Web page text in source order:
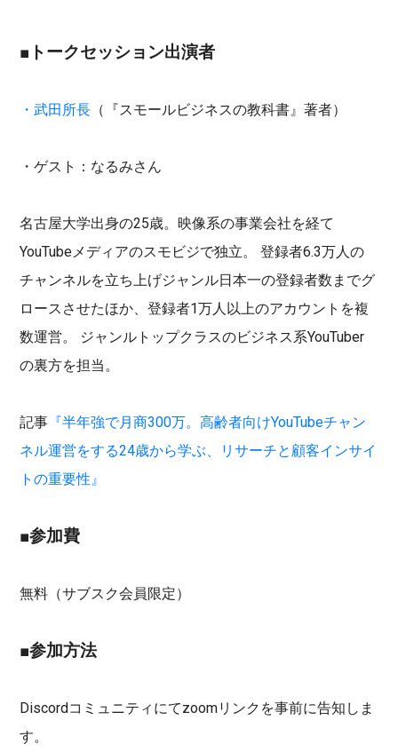
■ トークセッション出演者
・武田所長 （『スモールビジネスの教科書』著者）
・ゲスト：なるみさん
名古屋大学出身の25歳。映像系の事業会社を経て
YouTubeメディアのスモビジで独立。 登録者6.3万人の
チャンネルを立ち上げジャンル日本一の登録者数までグ
ロースさせたほか、登録者1万人以上のアカウントを複
数運営。 ジャンルトップクラスのビジネス系YouTuber
の裏方を担当。
記事 『半年強で月商300万。高齢者向けYouTubeチャン
ネル運営をする24歳から学ぶ、リサーチと顧客インサイ
トの重要性』
■参加費
無料（サブスク会員限定）
■参加方法
Discordコミュニティにてzoomリンクを事前に告知しま
す。